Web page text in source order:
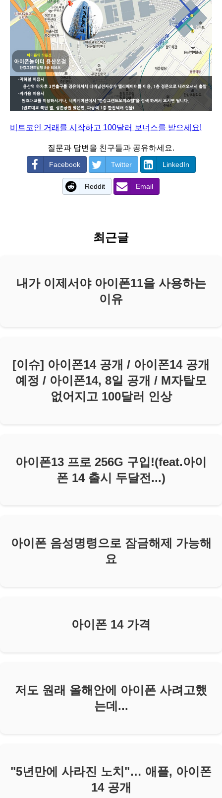
비트코인 거래를 시작하고 100달러 보너스를 받으세요!
질문과 답변을 친구들과 공유하세요.
Facebook Twitter LinkedIn
Reddit Email
최근글
내가 이제서야 아이폰11을 사용하는
이유
[이슈] 아이폰14 공개 / 아이폰14 공개
예정 / 아이폰14, 8일 공개 / M자탈모
없어지고 100달러 인상
아이폰13 프로 256G 구입!(feat.아이
폰 14 출시 두달전...)
아이폰 음성명령으로 잠금해제 가능해
요
아이폰 14 가격
저도 원래 올해안에 아이폰 사려고했
는데...
"5년만에 사라진 노치"… 애플, 아이폰
14 공개